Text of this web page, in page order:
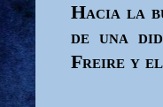
Hacia la
de una
Freire y